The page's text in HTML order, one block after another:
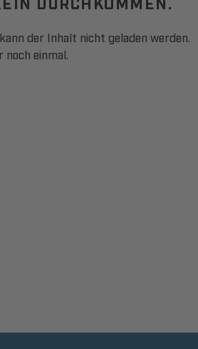
der Inhalt nicht geladen werden.
einmal.